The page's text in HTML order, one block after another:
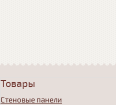
Товары
Стеновые панели